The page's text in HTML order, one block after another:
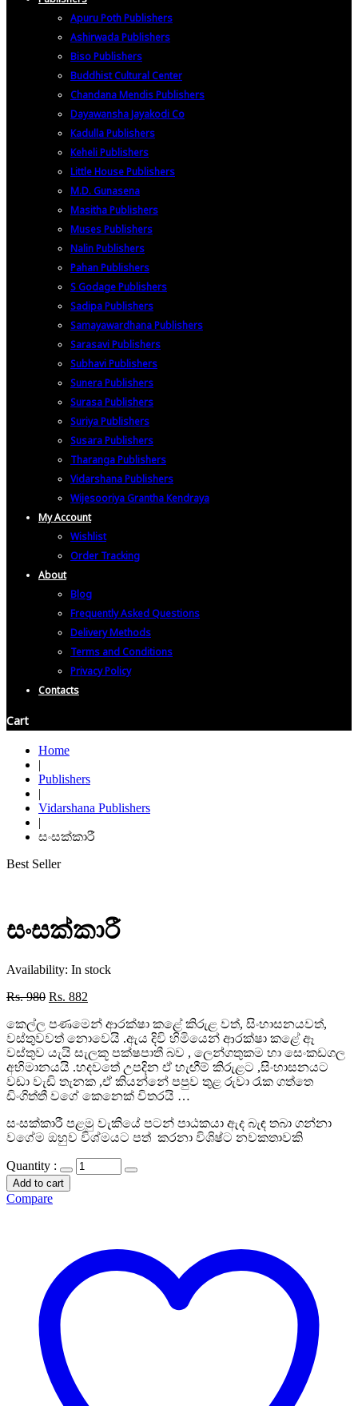
Apuru Poth Publishers
Ashirwada Publishers
Biso Publishers
Buddhist Cultural Center
Chandana Mendis Publishers
Dayawansha Jayakodi Co
Kadulla Publishers
Keheli Publishers
Little House Publishers
M.D. Gunasena
Masitha Publishers
Muses Publishers
Nalin Publishers
Pahan Publishers
S Godage Publishers
Sadipa Publishers
Samayawardhana Publishers
Sarasavi Publishers
Subhavi Publishers
Sunera Publishers
Surasa Publishers
Suriya Publishers
Susara Publishers
Tharanga Publishers
Vidarshana Publishers
Wijesooriya Grantha Kendraya
My Account
Wishlist
Order Tracking
About
Blog
Frequently Asked Questions
Delivery Methods
Terms and Conditions
Privacy Policy
Contacts
Cart
Home
|
Publishers
|
Vidarshana Publishers
|
සංසක්කාරී
Best Seller
සංසක්කාරී
Availability: In stock
Rs.980 Original
was:
Rs. 980.
Rs. 882
is:
Rs. 882.
කෙල්ල පණමෙන් ආරක්ෂා කළේ කිරුළ වත්, සිංහාසනයවත්,
වස්තුවවත් නොවෙයි .ඇය දිවි හිමියෙන් ආරක්ෂා කළේ ඈ
වස්තුව යැයි සැලකූ පක්ෂපාතී බව , ලෙන්ගතුකම හා සෙංකඩගල
අභිමානයයි .හදවතේ උපදින ඒ හැඟීම් කිරුළට ,සිංහාසනයට
වඩා වැඩි තැනක ,ඒ කියන්නේ පපුව තුළ රුවා රැක ගත්තෙ
ඩිංගිත්තී වගේ කෙනෙක් විතරයි …
සංසක්කාරී පළමු වැකියේ පටන් පාඨකයා ඇද බැඳ තබා ගන්නා
වගේම ඔහුව විශ්මයට පත් කරනා විශිෂ්ට නවකතාවකි
Quantity :
Add to cart
Compare